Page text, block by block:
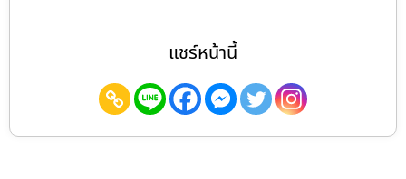
แชร์หน้านี้